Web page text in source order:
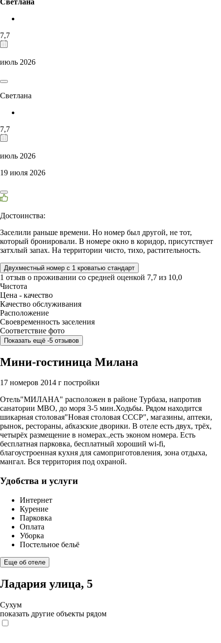
7,7
июль 2026
Светлана
7,7
июль 2026
19 июля 2026
Достоинства:
Заселили раньше времени. Но номер был другой, не тот,
который бронировали. В номере окно в коридор, присутствует
затхлый запах. На территории чисто, тихо, растительность.
Двухместный номер с 1 кроватью стандарт
1 отзыв о проживании со средней оценкой 7,7 из 10,0
Чистота
Цена - качество
Качество обслуживания
Расположение
Своевременность заселения
Соответствие фото
Показать ещё -5 отзывов
Мини-гостиница Милана
17 номеров 2014 г постройки
Отель"МИЛАНА" расположен в районе Турбаза, напротив
санатории МВО, до моря 3-5 мин.Ходьбы. Рядом находится
шикарная столовая"Новая столовая СССР", магазины, аптеки,
рынок, рестораны, абхазские дворики. В отеле есть двух, трёх,
четырёх размещение в номерах.,есть эконом номера. Есть
бесплатная парковка, бесплатный хороший wi-fi,
благоустроенная кухня для самоприготовления, зона отдыха,
мангал. Вся территория под охраной.
Удобства и услуги
Интернет
Курение
Парковка
Оплата
Уборка
Постельное бельё
Еще об отеле
Ладария улица, 5
Сухум
показать другие объекты рядом